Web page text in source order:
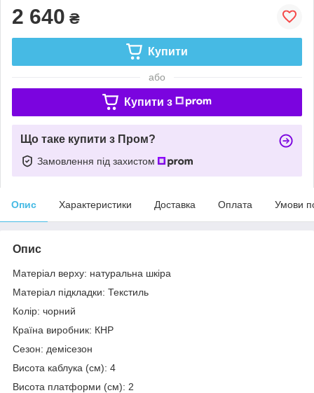
2 640 ₴
Купити
або
Купити з
Що таке купити з Пром?
Замовлення під захистом
Опис Характеристики Доставка Оплата Умови
Опис
Матеріал верху: натуральна шкіра
Матеріал підкладки: Текстиль
Колір: чорний
Країна виробник: КНР
Сезон: демісезон
Висота каблука (см): 4
Висота платформи (см): 2